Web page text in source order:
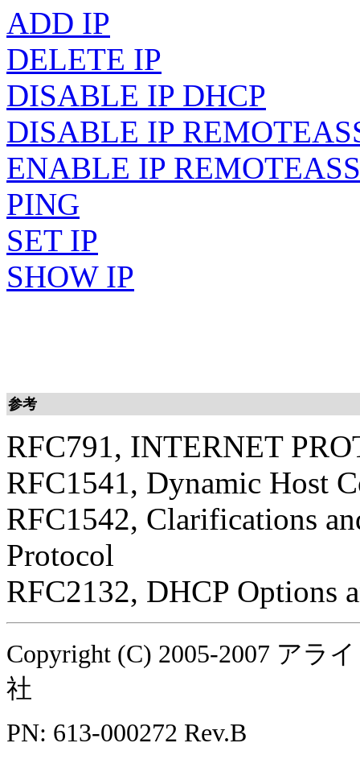
ADD IP
DELETE IP
DISABLE IP DHCP
DISABLE IP
ENABLE IP
PING
SET IP
SHOW IP
参考
RFC791, INTERNET
RFC1541, Dynamic Host
RFC1542, Clarifications
Protocol
RFC2132, DHCP Options
Copyright (C) 2005-2007 アラ
社
PN: 613-000272 Rev.B